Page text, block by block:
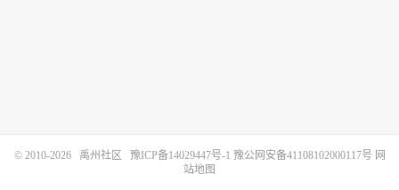
© 2010-2026 禹州社区 豫ICP备14029447号-1 豫公网安备41108102000117号 网
站地图